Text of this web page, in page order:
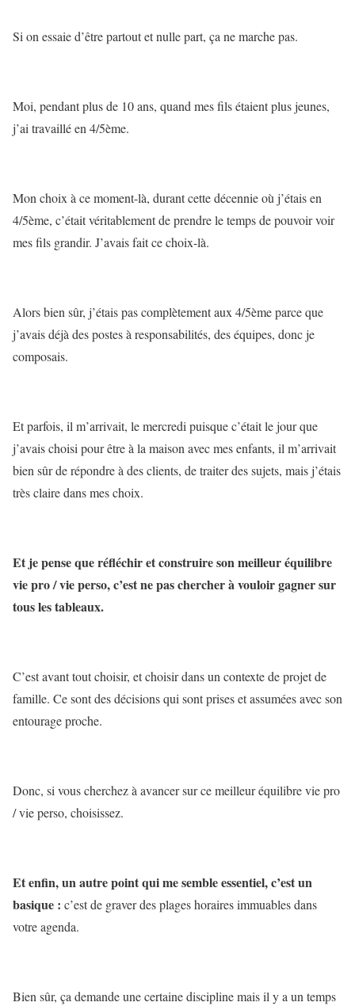
Si on essaie d’être partout et nulle part, ça ne marche pas.
Moi, pendant plus de 10 ans, quand mes fils étaient plus jeunes,
j’ai travaillé en 4/5ème.
Mon choix à ce moment-là, durant cette décennie où j’étais en
4/5ème, c’était véritablement de prendre le temps de pouvoir voir
mes fils grandir. J’avais fait ce choix-là.
Alors bien sûr, j’étais pas complètement aux 4/5ème parce que
j’avais déjà des postes à responsabilités, des équipes, donc je
composais.
Et parfois, il m’arrivait, le mercredi puisque c’était le jour que
j’avais choisi pour être à la maison avec mes enfants, il m’arrivait
bien sûr de répondre à des clients, de traiter des sujets, mais j’étais
très claire dans mes choix.
Et je pense que réfléchir et construire son meilleur équilibre
vie pro / vie perso, c’est ne pas chercher à vouloir gagner sur
tous les tableaux.
C’est avant tout choisir, et choisir dans un contexte de projet de
famille. Ce sont des décisions qui sont prises et assumées avec son
entourage proche.
Donc, si vous cherchez à avancer sur ce meilleur équilibre vie pro
/ vie perso, choisissez.
Et enfin, un autre point qui me semble essentiel, c’est un
basique : c’est de graver des plages horaires immuables dans
votre agenda.
Bien sûr, ça demande une certaine discipline mais il y a un temps